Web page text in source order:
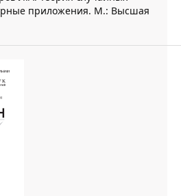
приложения. М.: Высшая